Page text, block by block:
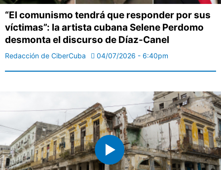
“El comunismo tendrá que responder por sus
víctimas”: la artista cubana Selene Perdomo
desmonta el discurso de Díaz-Canel
Redacción de CiberCuba 04/07/2026 - 6:40pm